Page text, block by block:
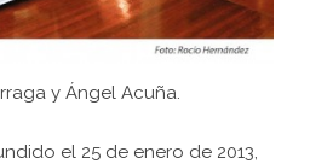
y Ángel Acuña.
el 25 de enero de 2013,